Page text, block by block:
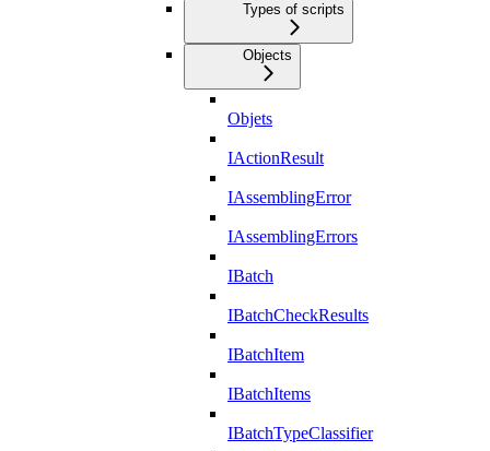
Types of scripts
Objects
Objets
IActionResult
IAssemblingError
IAssemblingErrors
IBatch
IBatchCheckResults
IBatchItem
IBatchItems
IBatchTypeClassifier